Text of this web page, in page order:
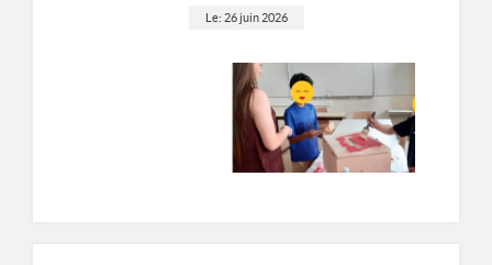
Le: 26 juin 2026